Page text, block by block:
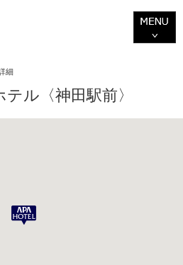
細
ル〈神田駅前〉